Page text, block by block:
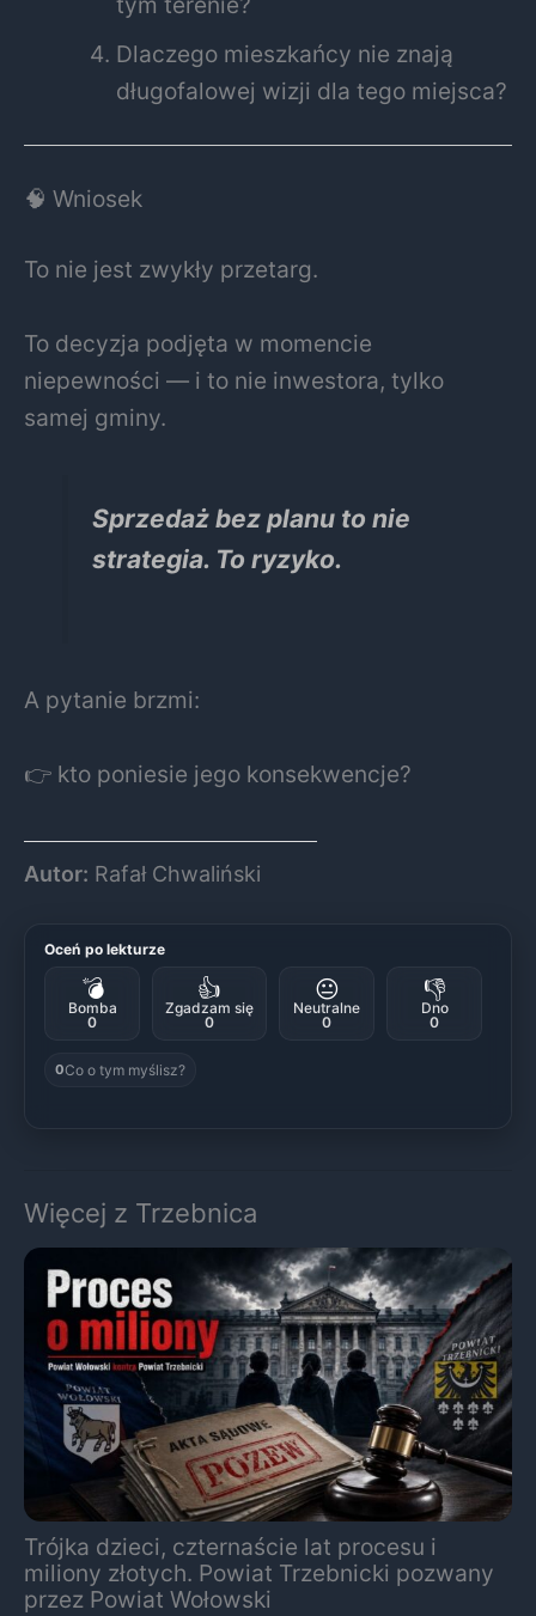
Dlaczego mieszkańcy nie znają
długofalowej wizji dla tego miejsca?
🧠 Wniosek
To nie jest zwykły przetarg.
To decyzja podjęta w momencie
niepewności — i to nie inwestora, tylko
samej gminy.
Sprzedaż bez planu to nie
strategia. To ryzyko.
A pytanie brzmi:
👉 kto poniesie jego konsekwencje?
Autor: Rafał Chwaliński
Oceń po lekturze
💣
Bomba
0
👍
Zgadzam się
0
😐
Neutralne
0
👎
Dno
0
0Co o tym myślisz?
Więcej z Trzebnica
Trójka dzieci, czternaście lat procesu i
miliony złotych. Powiat Trzebnicki pozwany
przez Powiat Wołowski